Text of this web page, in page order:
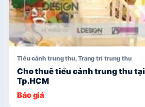
Tiểu cảnh trung thu, Trang trí trung thu
Cho thuê tiểu cảnh trung thu tại
Tp.HCM
Báo giá